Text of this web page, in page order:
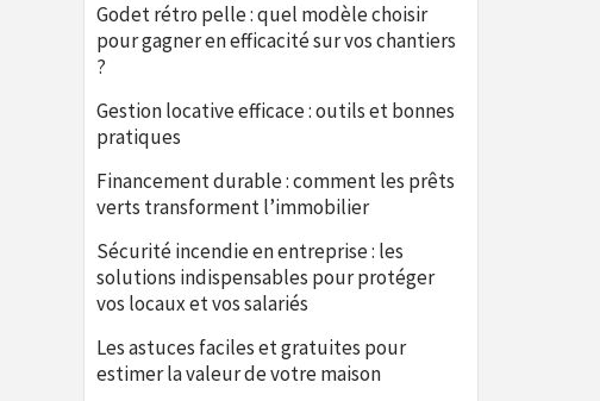
Godet rétro pelle : quel modèle choisir
pour gagner en efficacité sur vos chantiers
?
Gestion locative efficace : outils et bonnes
pratiques
Financement durable : comment les prêts
verts transforment l’immobilier
Sécurité incendie en entreprise : les
solutions indispensables pour protéger
vos locaux et vos salariés
Les astuces faciles et gratuites pour
estimer la valeur de votre maison